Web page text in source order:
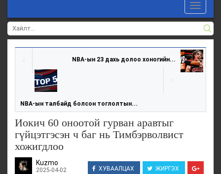
Toggle
NBA-ын 23 дахь долоо хоногийн...
NBA-ын талбайд болсон тоглолтын...
Иокич 60 оноотой гурван аравтыг
гүйцэтгэсэн ч баг нь Тимбэрволвист
хожигдлоо
Kuzmo
2025-04-02 ХУВААЛЦАХ ЖИРГЭХ